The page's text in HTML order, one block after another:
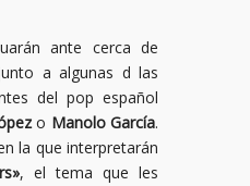
ante cerca de
a algunas d las
del pop español
o Manolo García.
la que interpretarán
, el tema que les